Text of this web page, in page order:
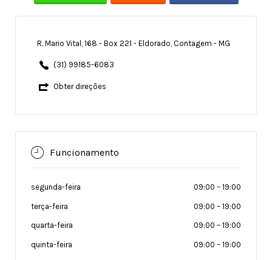
R. Mario Vital, 168 - Box 221 - Eldorado, Contagem - MG
(31) 99185-6083
Obter direções
Funcionamento
segunda-feira 09:00 – 19:00
terça-feira 09:00 – 19:00
quarta-feira 09:00 – 19:00
quinta-feira 09:00 – 19:00